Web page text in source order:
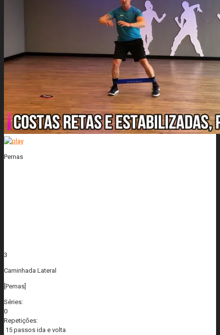
Pernas
3
Caminhada Lateral
[Pernas]
Séries:
0
Repetições:
15 passos ida e volta